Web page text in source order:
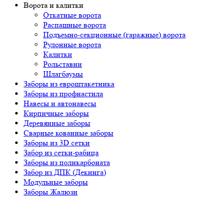
Ворота и калитки
Откатные ворота
Распашные ворота
Подъемно-секционные (гаражные) ворота
Рулонные ворота
Калитки
Рольставни
Шлагбаумы
Заборы из евроштакетника
Заборы из профнастила
Навесы и автонавесы
Кирпичные заборы
Деревянные заборы
Сварные кованные заборы
Заборы из 3D сетки
Забор из сетки-рабица
Заборы из поликарбоната
Забор из ДПК (Декинга)
Модульные заборы
Заборы Жалюзи